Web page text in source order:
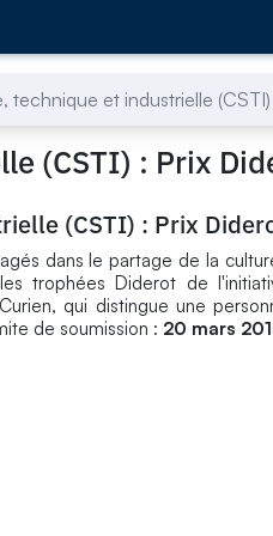
technique et industrielle
(CSTI) : Prix
(CSTI) : Prix
dans le partage de la
trophées Diderot de
qui distingue une
de soumission : 20 mars